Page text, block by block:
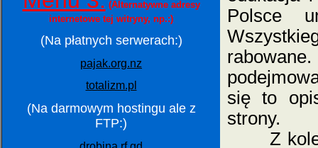
(Alternatywne adresy
internetowe tej witryny, np.:)
(Na płatnych serwerach:)
pajak.org.nz
totalizm.pl
(Na darmowym hostingu ale z
FTP:)
Polsce
się to
strony.
Z